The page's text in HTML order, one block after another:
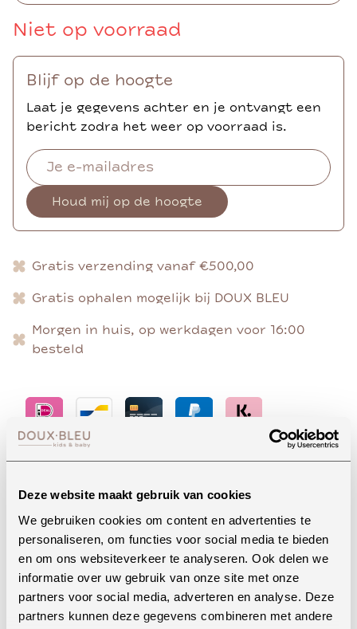
Deze website maakt gebruik van cookies
We gebruiken cookies om content en advertenties te
personaliseren, om functies voor social media te bieden
en om ons websiteverkeer te analyseren. Ook delen we
informatie over uw gebruik van onze site met onze
partners voor social media, adverteren en analyse. Deze
partners kunnen deze gegevens combineren met andere
Niet op voorraad
Blijf op de hoogte
Laat je gegevens achter en je ontvangt een
bericht zodra het weer op voorraad is.
Houd mij op de hoogte
Gratis verzending vanaf €500,00
Gratis ophalen mogelijk bij DOUX BLEU
Morgen in huis, op werkdagen voor 16:00
besteld
Whatsapp